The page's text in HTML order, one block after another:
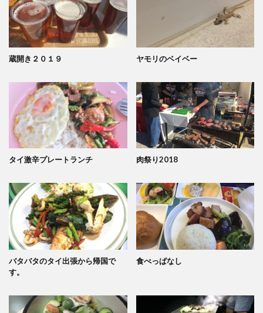
蔵開き２０１９ ヤモリのベイベー
タイ激辛プレートランチ 肉祭り2018
バタバタのタイ出張から帰国で
す。
食べっぱなし